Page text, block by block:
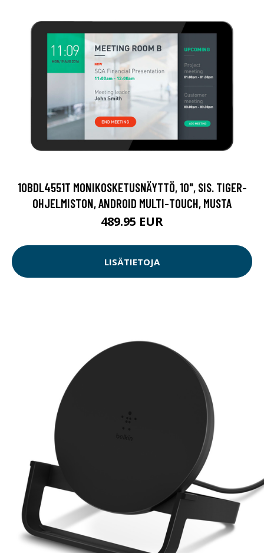
10BDL4551T MONIKOSKETUSNÄYTTÖ, 10", SIS. TIGER-
OHJELMISTON, ANDROID MULTI-TOUCH, MUSTA
489.95 EUR
LISÄTIETOJA